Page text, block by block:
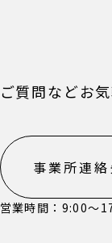
ご質問などお
事業所連絡
営業時間：9:00〜